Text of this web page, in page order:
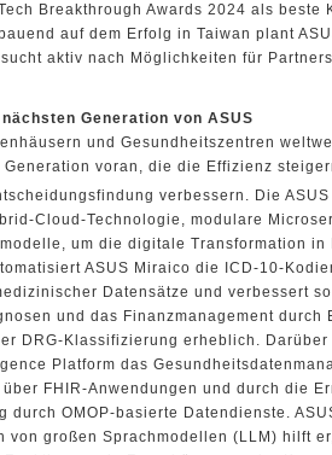
Breakthrough Awards 2024 als beste
auf dem Erfolg in Taiwan plant
aktiv nach Möglichkeiten für
Generation von ASUS
und Gesundheitszentren
voran, die die Effizienz
verbessern. Die ASUS
Cloud-Technologie, modulare
um die digitale Transformation in
ASUS Miraico die ICD-10-
Datensätze und verbessert
und das Finanzmanagement durch
DRG-Klassifizierung erheblich.
Platform das
FHIR-Anwendungen und durch die
OMOP-basierte Datendienste.
von großen Sprachmodellen (LLM) hilft